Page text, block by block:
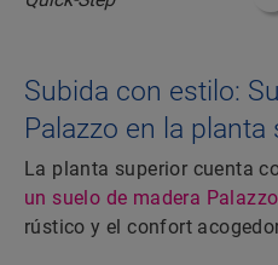
Subida con estilo:
Palazzo en la planta
La planta superior cuenta
un suelo de madera Palazzo
rústico y el confort